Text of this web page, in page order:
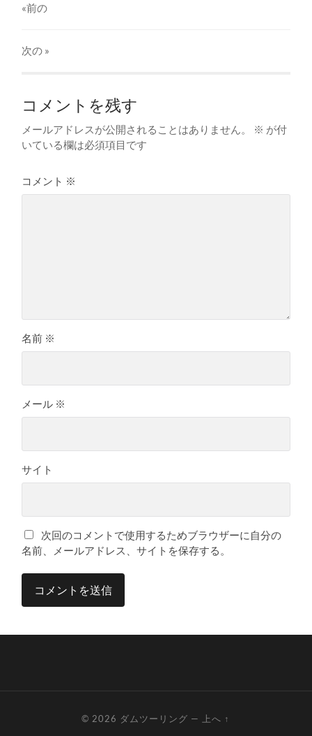
«前の
次の »
コメントを残す
メールアドレスが公開されることはありません。 ※ が付
いている欄は必須項目です
コメント ※
名前 ※
メール ※
サイト
次回のコメントで使用するためブラウザーに自分の
名前、メールアドレス、サイトを保存する。
© 2026 ダムツーリング — 上へ ↑